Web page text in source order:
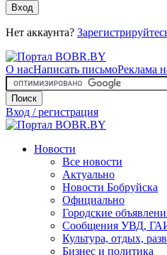
Вход
Нет аккаунта?
О насНаписать письмоРеклама
Поиск
Вход / регистрация
Новости
Все новости
Актуально
Новости Бобруйска
Официально
Городские
Сообщения УВД,
Культура, отдых,
Бизнес и политика